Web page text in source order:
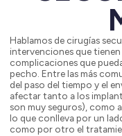
Hablamos de cirugías
intervenciones que
complicaciones que
pecho. Entre las más
del paso del tiempo y el
afectar tanto a los
son muy seguros), como
lo que conlleva por un
como por otro el